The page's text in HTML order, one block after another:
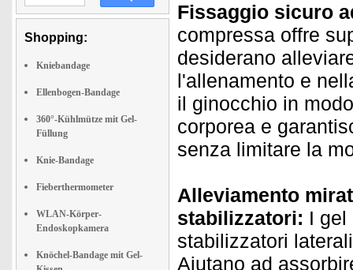
Shopping:
Kniebandage
Ellenbogen-Bandage
360°-Kühlmütze mit Gel-
Füllung
Knie-Bandage
Fieberthermometer
WLAN-Körper-
Endoskopkamera
Knöchel-Bandage mit Gel-
Fissaggio sicuro
compressa offre
desiderano
l'allenamento e
il ginocchio in
corporea e
senza limitare la
Alleviamento
stabilizzatori: I gel
stabilizzatori
Aiutano ad